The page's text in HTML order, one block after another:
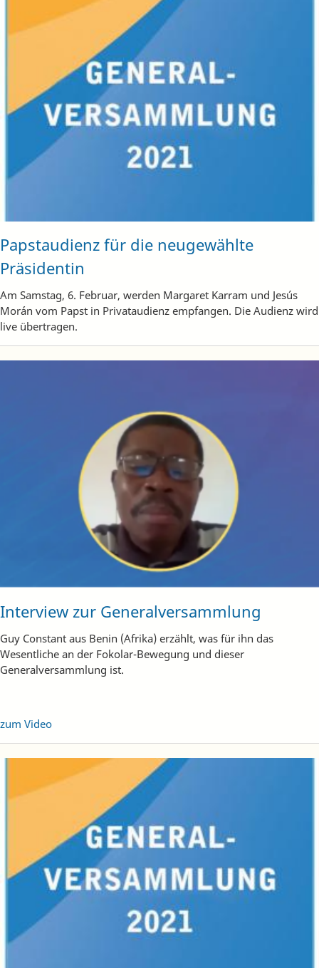
Papstaudienz für die neugewählte
Präsidentin
Am Samstag, 6. Februar, werden Margaret Karram und Jesús
Morán vom Papst in Privataudienz empfangen. Die Audienz wird
live übertragen.
Interview zur Generalversammlung
Guy Constant aus Benin (Afrika) erzählt, was für ihn das
Wesentliche an der Fokolar-Bewegung und dieser
Generalversammlung ist.
zum Video